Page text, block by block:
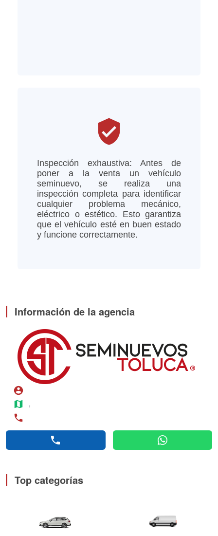
verified_user
Inspección exhaustiva: Antes de
poner a la venta un vehículo
seminuevo, se realiza una
inspección completa para identificar
cualquier problema mecánico,
eléctrico o estético. Esto garantiza
que el vehículo esté en buen estado
y funcione correctamente.
Información de la agencia
account_circle
map
,
phone
phone whatsapp
Top categorías